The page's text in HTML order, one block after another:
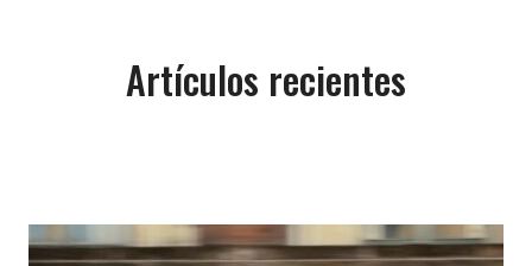
Artículos recientes